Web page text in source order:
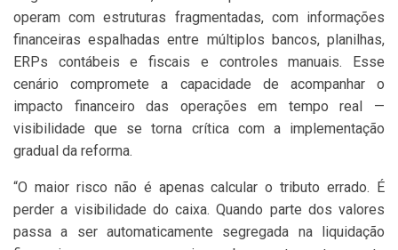
operam com estruturas fragmentadas, com informações
financeiras espalhadas entre múltiplos bancos, planilhas,
ERPs contábeis e fiscais e controles manuais. Esse
cenário compromete a capacidade de acompanhar o
impacto financeiro das operações em tempo real —
visibilidade que se torna crítica com a implementação
gradual da reforma.
“O maior risco não é apenas calcular o tributo errado. É
perder a visibilidade do caixa. Quando parte dos valores
passa a ser automaticamente segregada na liquidação